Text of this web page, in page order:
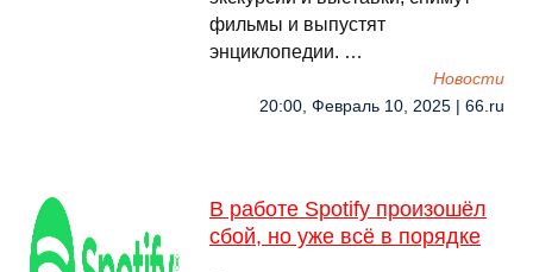
фильмы и выпустят
энциклопедии. …
Новости
20:00, Февраль 10, 2025 | 66.ru
В работе Spotify произошёл
сбой, но уже всё в порядке